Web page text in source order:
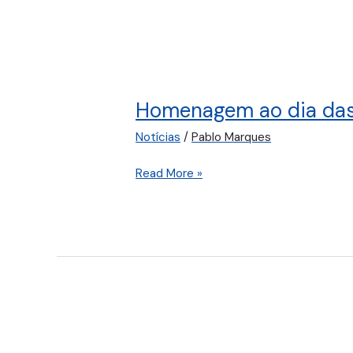
Homenagem ao dia
Notícias /Pablo Marques
dia
Mães
Read More »